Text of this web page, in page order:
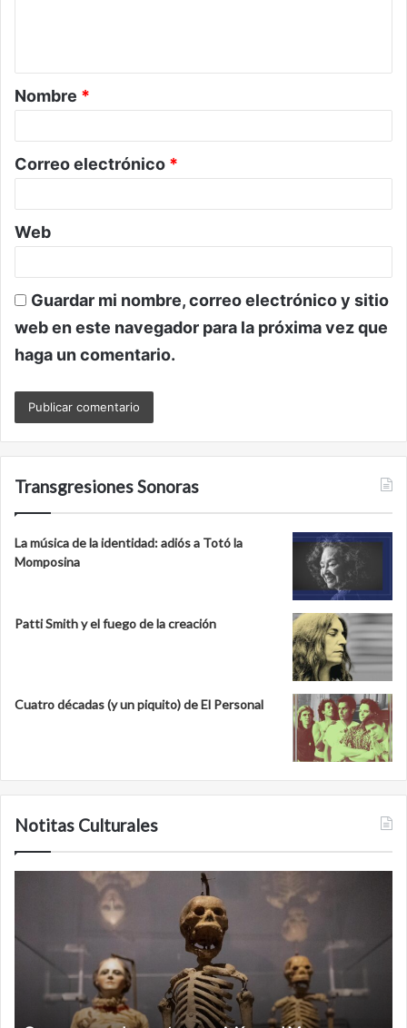
a
r
o
*
Nombre *
Correo electrónico *
Web
Guardar mi nombre, correo electrónico y sitio
web en este navegador para la próxima vez que
haga un comentario.
Transgresiones Sonoras
La música de la identidad: adiós a Totó la
Momposina
Patti Smith y el fuego de la creación
Cuatro décadas (y un piquito) de El Personal
Notitas Culturales
Minanbé,
maya
virgen
norte